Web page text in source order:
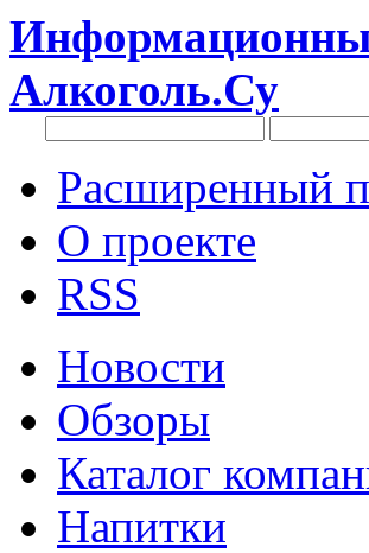
Алкоголь.Су
Расширенный
О проекте
RSS
Новости
Обзоры
Каталог
Напитки